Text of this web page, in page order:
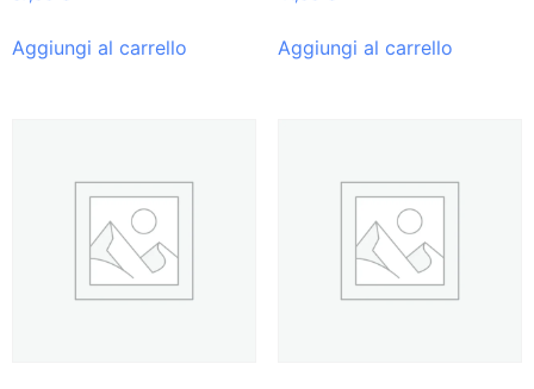
Aggiungi al carrello Aggiungi al carrello